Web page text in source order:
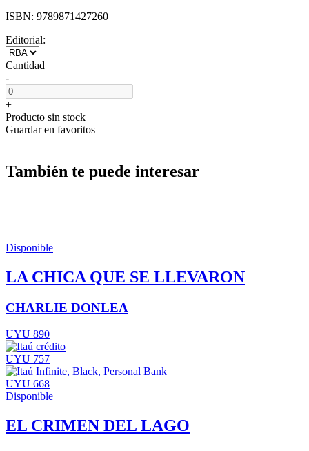
ISBN: 9789871427260
Editorial:
Cantidad
-
+
Producto sin stock
Guardar en favoritos
También te puede interesar
Disponible
LA CHICA QUE SE LLEVARON
CHARLIE DONLEA
UYU 890
UYU 757
UYU 668
Disponible
EL CRIMEN DEL LAGO